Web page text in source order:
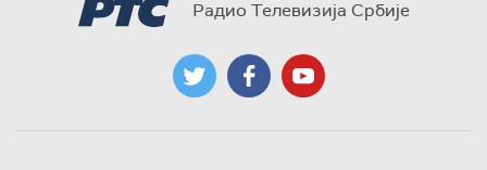
Радио Телевизија Србије